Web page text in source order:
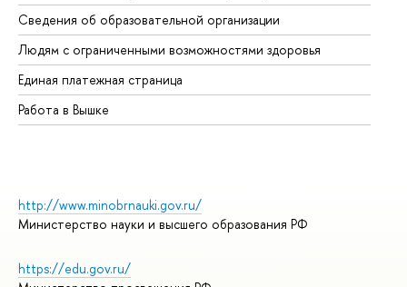
Сведения об образовательной организации
Людям с ограниченными возможностями здоровья
Единая платежная страница
Работа в Вышке
http://www.minobrnauki.gov.ru/
Министерство науки и высшего образования РФ
https://edu.gov.ru/